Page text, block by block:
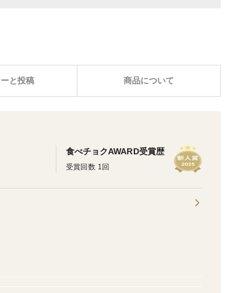
と投稿 商品について
食べチョクAWARD受賞歴
受賞回数 1回